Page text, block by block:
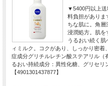
▼5400円以上
料負担があり
ちな肌に。角
浸潤処方。肌を
うるおい続く
ィミルク。コクがあり、しっかり密
症成分グリチルレチン酸ステアリル（
るおい持続成分：異性化糖、グリセ
【4901301437877】